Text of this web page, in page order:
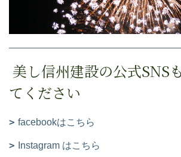
美し信州建設の公式SNS
てください
facebookはこちら
Instagram はこちら